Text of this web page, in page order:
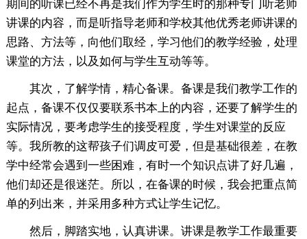
期间的听课已经不再是我们作为学生时的那种专门听老师
讲课的内容，而是听指导老师和学校其他优秀老师讲课的
思路、方法等，向他们取经，学习他们的教学经验，处理
课堂的方法，以及如何与学生互动等等。
其次，了解学情，精心备课。备课是我们教学工作的
起点，备课不仅仅要联系书本上的内容，还要了解学生的
实际情况，要考虑学生的接受程度，学生对课堂的反应
等。我所教的这帮孩子们调皮可爱，但是基础很差，在教
学中经常会遇到一些困难，有时一个知识点讲了好几遍，
他们却还是很迷茫。所以，在备课的时候，我会把重点简
单的列出来，并采用多种方式让学生记忆。
然后，脚踏实地，认真讲课。讲课是教学工作最重要